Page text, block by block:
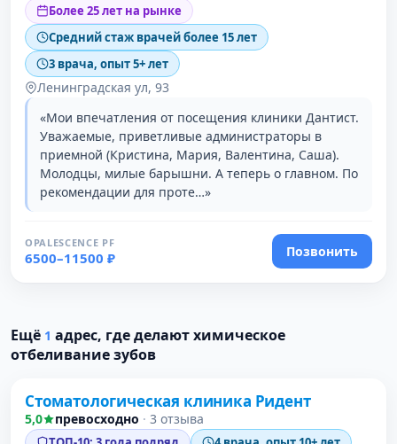
Более 25 лет на рынке
Средний стаж врачей более 15 лет
3 врача, опыт 5+ лет
Ленинградская ул, 93
«Мои впечатления от посещения клиники Дантист.
Уважаемые, приветливые администраторы в
приемной (Кристина, Мария, Валентина, Саша).
Молодцы, милые барышни. А теперь о главном. По
рекомендации для проте…»
OPALESCENCE PF
6500–11500 ₽ Позвонить
Ещё 1 адрес, где делают химическое
отбеливание зубов
Проверено
Стоматологическая клиника Ридент
5,0 превосходно · 3 отзыва